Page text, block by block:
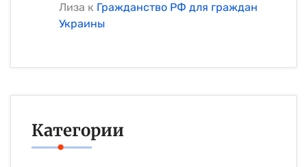
Лиза к Гражданство РФ для граждан
Украины
Категории